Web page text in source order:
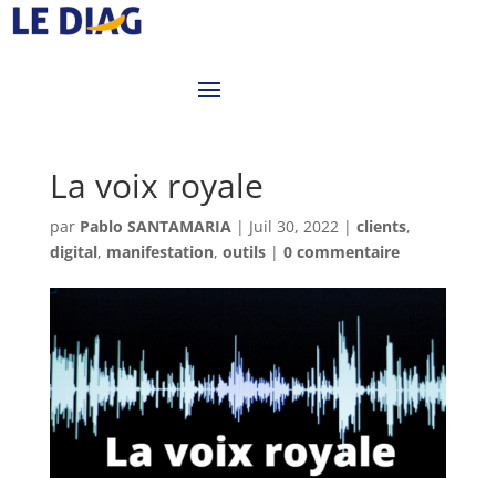
La voix royale
par Pablo SANTAMARIA| Juil 30, 2022| clients,
digital, manifestation, outils| 0 commentaire